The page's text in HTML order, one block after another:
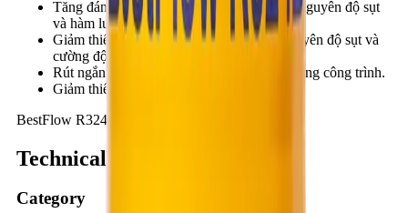
Tăng đáng kể cường độ cuối cùng khi giữ nguyên độ sụt
và hàm lượng xi măng.
Giảm thiểu hàm lượng xi măng khi giữ nguyên độ sụt và
cường độ bê tông.
Rút ngắn thời gian, đẩy nhanh tiến độ thi công công trình.
Giảm thiểu chi phí bảo dưỡng bê tông.
BestFlow R324B
Technical summary
Category